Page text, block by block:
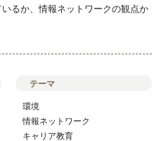
るか、情報ネットワークの観点か
テーマ
環境
情報ネットワーク
キャリア教育